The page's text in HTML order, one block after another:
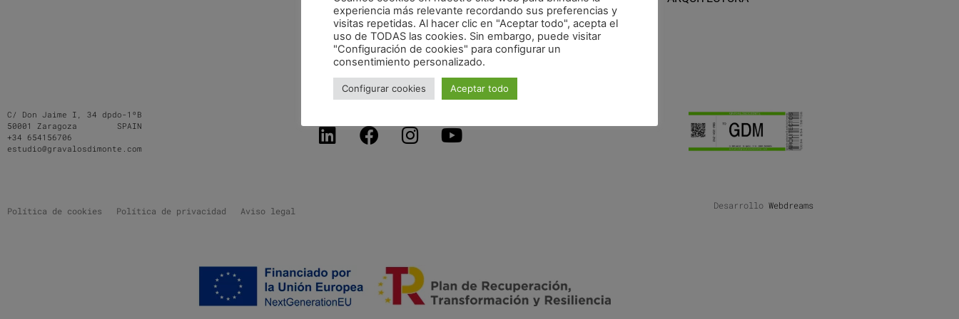
MUJER CONSTRUYE» EN
MADRID.
1 2
C/ Don Jaime I, 34 dpdo-1ºB
50001 Zaragoza SPAIN
+34 654156706
estudio@gravalosdimonte.com
Política de cookies Política de privacidad Aviso legal Desarrollo Webdreams
experiencia más relevante recordando sus preferencias y
visitas repetidas. Al hacer clic en "Aceptar todo", acepta el
uso de TODAS las cookies. Sin embargo, puede visitar
"Configuración de cookies" para configurar un
consentimiento personalizado.
Configurar cookies Aceptar todo